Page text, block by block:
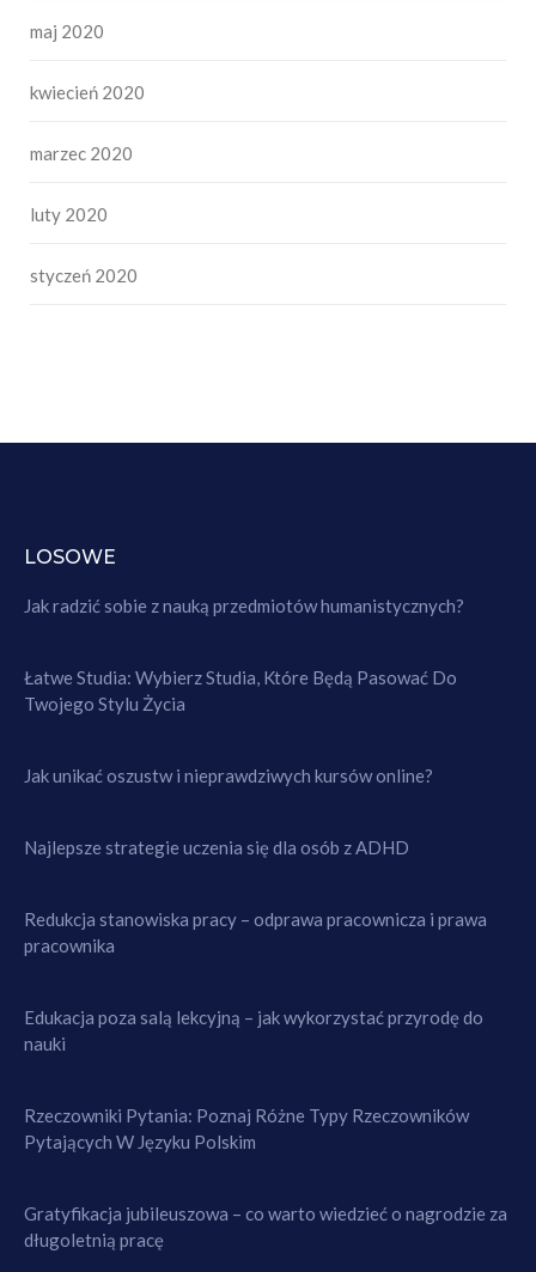
maj 2020
kwiecień 2020
marzec 2020
luty 2020
styczeń 2020
LOSOWE
Jak radzić sobie z nauką przedmiotów humanistycznych?
Łatwe Studia: Wybierz Studia, Które Będą Pasować Do
Twojego Stylu Życia
Jak unikać oszustw i nieprawdziwych kursów online?
Najlepsze strategie uczenia się dla osób z ADHD
Redukcja stanowiska pracy – odprawa pracownicza i prawa
pracownika
Edukacja poza salą lekcyjną – jak wykorzystać przyrodę do
nauki
Rzeczowniki Pytania: Poznaj Różne Typy Rzeczowników
Pytających W Języku Polskim
Gratyfikacja jubileuszowa – co warto wiedzieć o nagrodzie za
długoletnią pracę